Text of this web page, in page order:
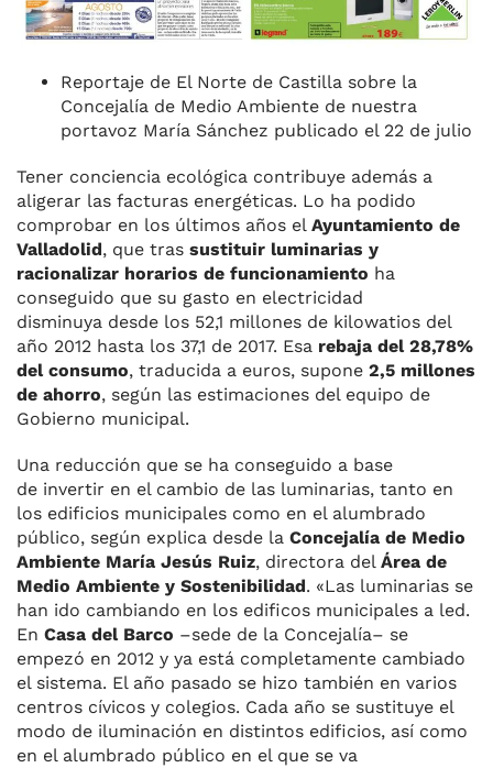
Reportaje de El Norte de Castilla sobre la
Concejalía de Medio Ambiente de nuestra
portavoz María Sánchez publicado el 22 de julio
Tener conciencia ecológica contribuye además a
aligerar las facturas energéticas. Lo ha podido
comprobar en los últimos años el Ayuntamiento de
Valladolid, que tras sustituir luminarias y
racionalizar horarios de funcionamiento ha
conseguido que su gasto en electricidad
disminuya desde los 52,1 millones de kilowatios del
año 2012 hasta los 37,1 de 2017. Esa rebaja del 28,78%
del consumo, traducida a euros, supone 2,5 millones
de ahorro, según las estimaciones del equipo de
Gobierno municipal.
Una reducción que se ha conseguido a base
de invertir en el cambio de las luminarias, tanto en
los edificios municipales como en el alumbrado
público, según explica desde la Concejalía de Medio
Ambiente María Jesús Ruiz, directora del Área de
Medio Ambiente y Sostenibilidad. «Las luminarias se
han ido cambiando en los edificos municipales a led.
En Casa del Barco –sede de la Concejalía– se
empezó en 2012 y ya está completamente cambiado
el sistema. El año pasado se hizo también en varios
centros cívicos y colegios. Cada año se sustituye el
modo de iluminación en distintos edificios, así como
en el alumbrado público en el que se va